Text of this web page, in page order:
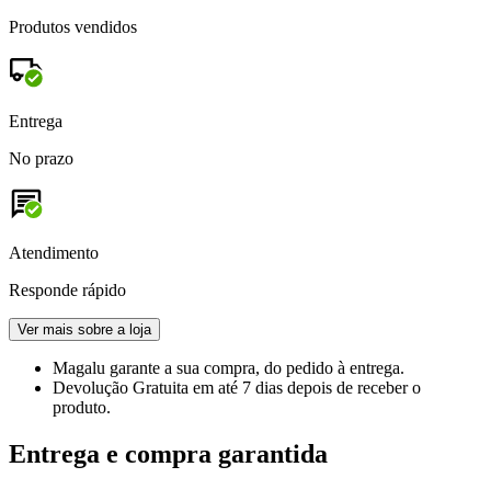
Produtos vendidos
Entrega
No prazo
Atendimento
Responde rápido
Ver mais sobre a loja
Magalu garante a sua compra, do pedido à entrega.
Devolução Gratuita em até 7 dias depois de receber o
produto.
Entrega e compra garantida